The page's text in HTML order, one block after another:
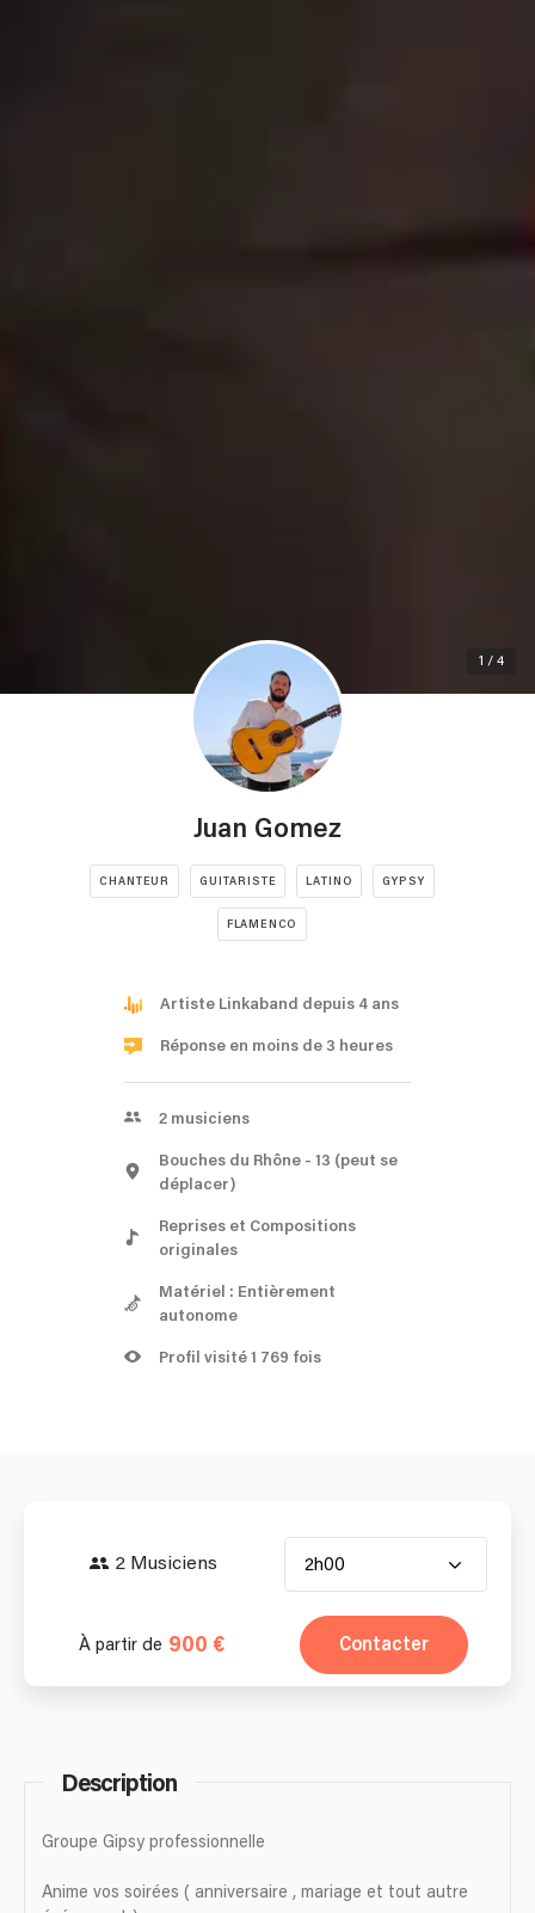
1 / 4
Juan Gomez
CHANTEUR GUITARISTE LATINO GYPSY
FLAMENCO
Artiste Linkaband depuis 4 ans
Réponse en moins de 3 heures
2 musiciens
Bouches du Rhône - 13 (peut se
déplacer)
Reprises et Compositions
originales
Matériel : Entièrement
autonome
Profil visité 1 769 fois
2 Musiciens 2h00
À partir de 900 € Contacter
Description
Groupe Gipsy professionnelle
Anime vos soirées ( anniversaire , mariage et tout autre